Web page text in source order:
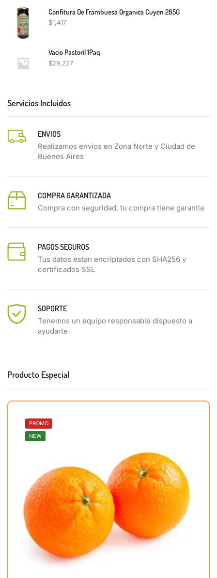
Confitura De Frambuesa Organica Cuyen 285G
$1,417
Vacio Pastoril 1Paq
$29,227
Servicios Incluidos
ENVIOS
Realizamos envios en Zona Norte y Ciudad de
Buenos Aires
COMPRA GARANTIZADA
Compra con seguridad, tu compra tiene garantia
PAGOS SEGUROS
Tus datos estan encriptados con SHA256 y
certificados SSL
SOPORTE
Tenemos un equipo responsable dispuesto a
ayudarte
Producto Especial
PROMO
NEW